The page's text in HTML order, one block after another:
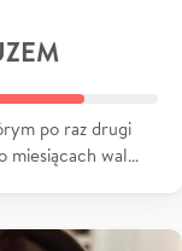
po raz drugi
miesiącach wal…